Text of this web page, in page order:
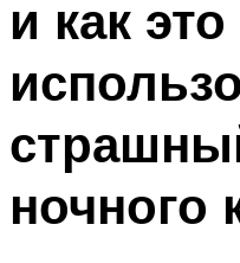
и как это
ночного